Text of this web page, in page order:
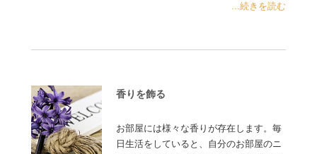
...続きを読む
香りを飾る
お部屋には様々な香りが存在します。毎
日生活をしていると、自分のお部屋のニ